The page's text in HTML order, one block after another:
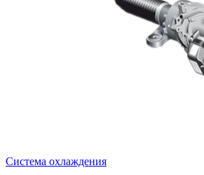
Система охлаждения